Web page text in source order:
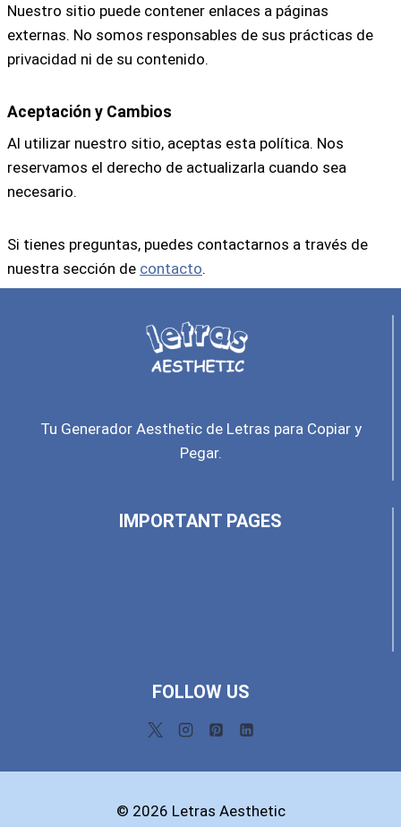
Nuestro sitio puede contener enlaces a páginas
externas. No somos responsables de sus prácticas de
privacidad ni de su contenido.
Aceptación y Cambios
Al utilizar nuestro sitio, aceptas esta política. Nos
reservamos el derecho de actualizarla cuando sea
necesario.
Si tienes preguntas, puedes contactarnos a través de
nuestra sección de contacto.
Tu Generador Aesthetic de Letras para Copiar y
Pegar.
IMPORTANT PAGES
FOLLOW US
© 2026 Letras Aesthetic